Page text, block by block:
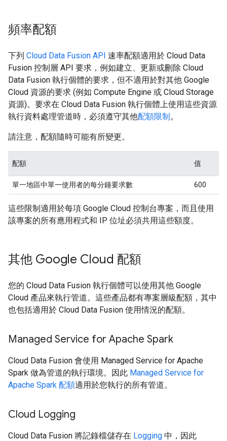
頻率配額
下列 Cloud Data Fusion API 速率配額適用於 Cloud Data
Fusion 控制層 API 要求，例如建立、更新或刪除 Cloud
Data Fusion 執行個體的要求，但不適用於對其他 Google
Cloud 資源的要求 (例如 Compute Engine 或 Cloud Storage
資源)。要求在 Cloud Data Fusion 執行個體上使用這些資源
執行資料處理管道時，必須遵守其他配額限制。
請注意，配額隨時可能有所變更。
配額 值
單一地區中單一使用者的每分鐘要求數 600
這些限制適用於每項 Google Cloud 控制台專案，而且使用
該專案的所有應用程式和 IP 位址必須共用這些額度。
其他 Google Cloud 配額
您的 Cloud Data Fusion 執行個體可以使用其他 Google
Cloud 產品來執行管道。這些產品都有專案層級配額，其中
也包括適用於 Cloud Data Fusion 使用情況的配額。
Managed Service for Apache Spark
Cloud Data Fusion 會使用 Managed Service for Apache
Spark 做為管道的執行環境。因此 Managed Service for
Apache Spark 配額適用於您執行的所有管道。
Cloud Logging
Cloud Data Fusion 將記錄檔儲存在 Logging 中，因此